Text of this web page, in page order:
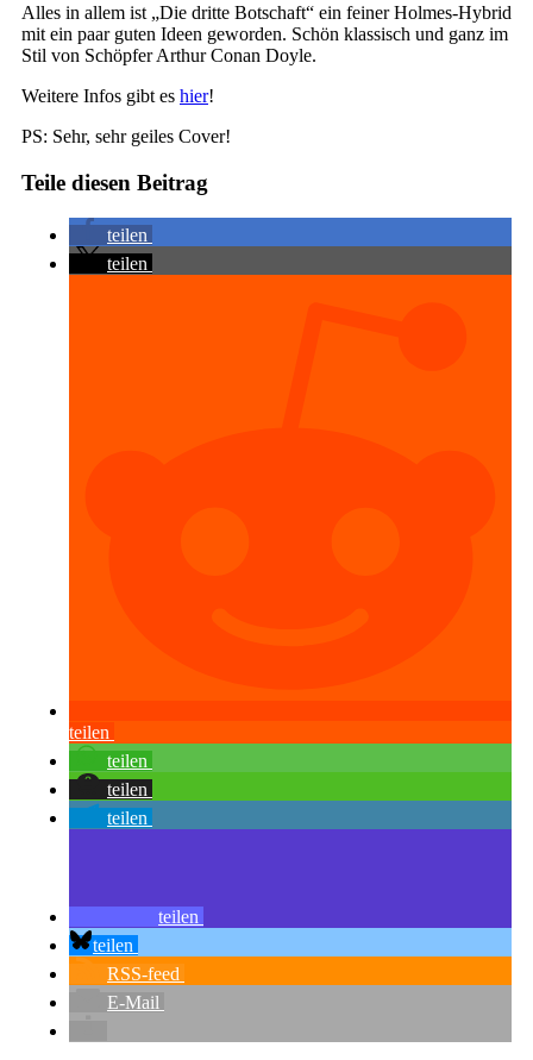
Alles in allem ist „Die dritte Botschaft“ ein feiner Holmes-Hybrid
mit ein paar guten Ideen geworden. Schön klassisch und ganz im
Stil von Schöpfer Arthur Conan Doyle.
Weitere Infos gibt es hier!
PS: Sehr, sehr geiles Cover!
Teile diesen Beitrag
teilen
teilen
teilen
teilen
teilen
teilen
teilen
teilen
RSS-feed
E-Mail